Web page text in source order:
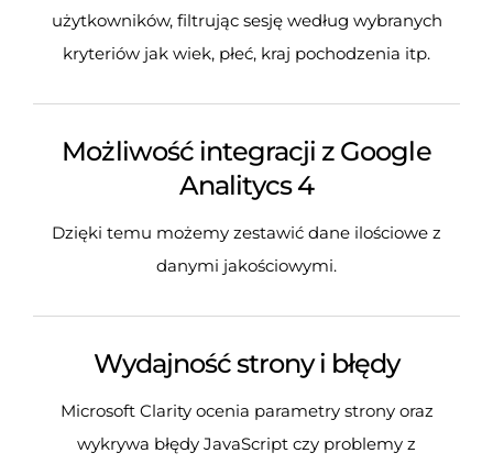
użytkowników, filtrując sesję według wybranych
kryteriów jak wiek, płeć, kraj pochodzenia itp.
Możliwość integracji z Google
Analitycs 4
Dzięki temu możemy zestawić dane ilościowe z
danymi jakościowymi.
Wydajność strony i błędy
Microsoft Clarity ocenia parametry strony oraz
wykrywa błędy JavaScript czy problemy z